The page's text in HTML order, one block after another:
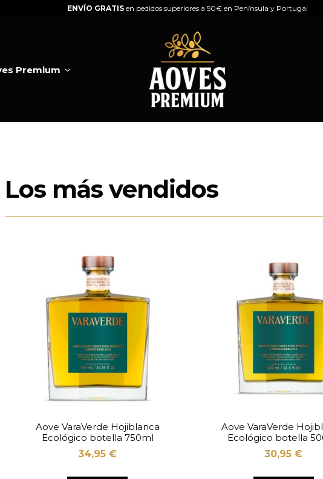
ENVÍO GRATIS en pedidos superiores a 50€ en Península y Portugal
Premium
Los más vendidos
Aove VaraVerde Hojiblanca
Ecológico botella 750ml
34,95 €
Aove VaraVerde
Ecológico botella
30,95 €